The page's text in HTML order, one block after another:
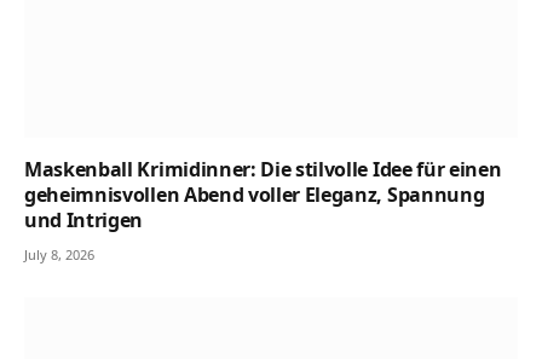
Maskenball Krimidinner: Die stilvolle Idee für einen
geheimnisvollen Abend voller Eleganz, Spannung
und Intrigen
July 8, 2026